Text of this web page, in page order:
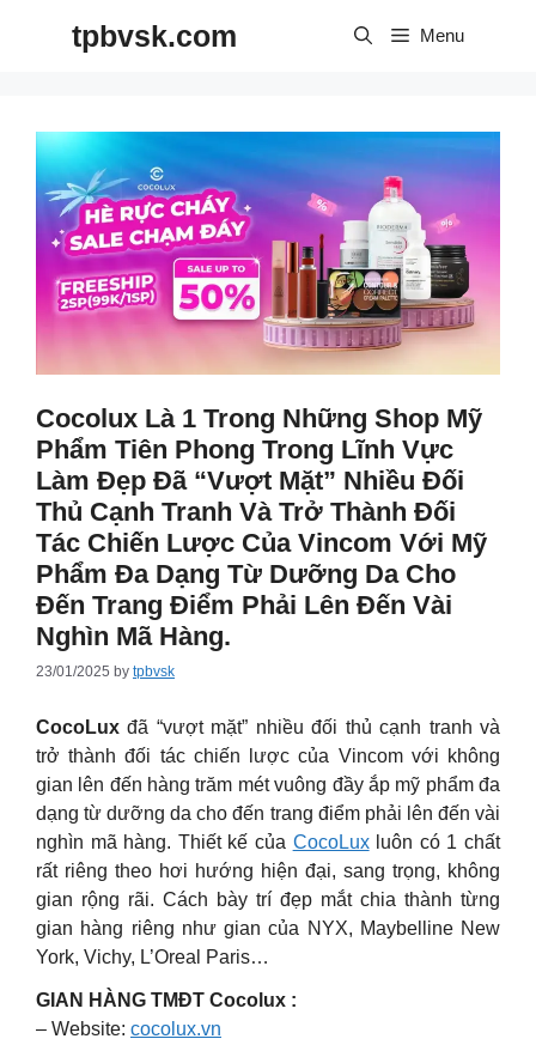
tpbvsk.com Menu
Cocolux Là 1 Trong Những Shop Mỹ
Phẩm Tiên Phong Trong Lĩnh Vực
Làm Đẹp Đã “vượt Mặt” Nhiều Đối
Thủ Cạnh Tranh Và Trở Thành Đối
Tác Chiến Lược Của Vincom Với Mỹ
Phẩm Đa Dạng Từ Dưỡng Da Cho
Đến Trang Điểm Phải Lên Đến Vài
Nghìn Mã Hàng.
23/01/2025 by tpbvsk
CocoLux đã “vượt mặt” nhiều đối thủ cạnh tranh và
trở thành đối tác chiến lược của Vincom với không
gian lên đến hàng trăm mét vuông đầy ắp mỹ phẩm đa
dạng từ dưỡng da cho đến trang điểm phải lên đến vài
nghìn mã hàng. Thiết kế của CocoLuxluôn có 1 chất
rất riêng theo hơi hướng hiện đại, sang trọng, không
gian rộng rãi. Cách bày trí đẹp mắt chia thành từng
gian hàng riêng như gian của NYX, Maybelline New
York, Vichy, L’Oreal Paris…
GIAN HÀNG TMĐT Cocolux :
– Website: cocolux.vn